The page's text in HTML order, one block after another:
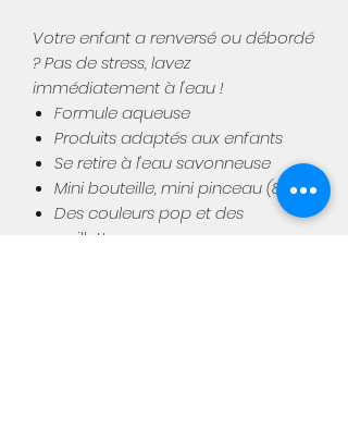
Votre enfant a renversé ou débordé
? Pas de stress, lavez
immédiatement à l'eau !
Formule aqueuse
Produits adaptés aux enfants
Se retire à l'eau savonneuse
Mini bouteille, mini pinceau (8 ml)
Des couleurs pop et des
paillettes